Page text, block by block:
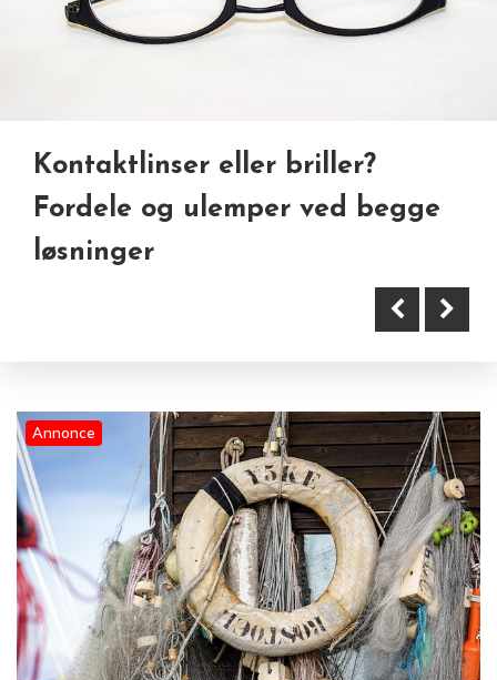
Sikkerhed først: Sådan vælger
du den rigtige behandler til
fillers
Grin dig glad: Sjove rutiner der
styrker jeres fællesskab
Fordele og ulemper ved begge
løsninger
Annonce